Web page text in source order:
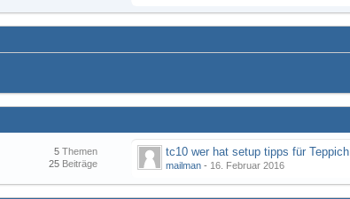
Themen
5
Beiträge
25
tc10 wer hat setup tipps für Teppich
mailman - 16. Februar 2016